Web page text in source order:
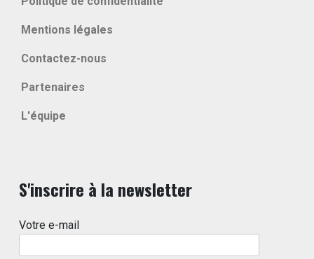
Mentions légales
Contactez-nous
Partenaires
L'équipe
S'inscrire à la newsletter
Votre e-mail